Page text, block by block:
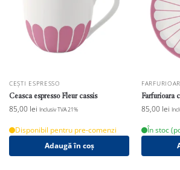
CEȘTI ESPRESSO
Ceasca espresso Fleur cassis
85,00 lei Inclusiv TVA 21%
Disponibil pentru pre-comenzi
Adaugă în coș
Farfurioara
85,00 lei
În stoc